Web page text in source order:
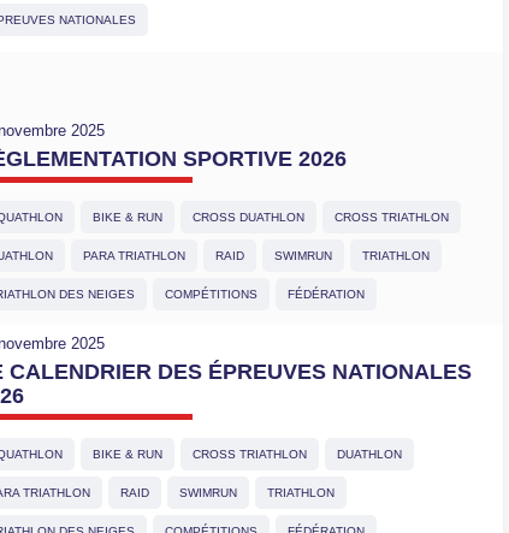
NATIONALES
2025
SPORTIVE 2026
BIKE & RUN CROSS DUATHLON CROSS TRIATHLON
PARA TRIATHLON RAID SWIMRUN TRIATHLON
DES NEIGES COMPÉTITIONS FÉDÉRATION
2025
CALENDRIER DES ÉPREUVES NATIONALES
BIKE & RUN CROSS TRIATHLON DUATHLON
TRIATHLON RAID SWIMRUN TRIATHLON